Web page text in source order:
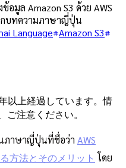
มูล Amazon S3 ด้วย AWS
กบทความภาษาญี่ปุ่น
Language Amazon S3
以上経過しています。情
注意ください。
ภาษาญี่ปุ่นที่ชื่อว่า AWS
方法とそのメリット โดย